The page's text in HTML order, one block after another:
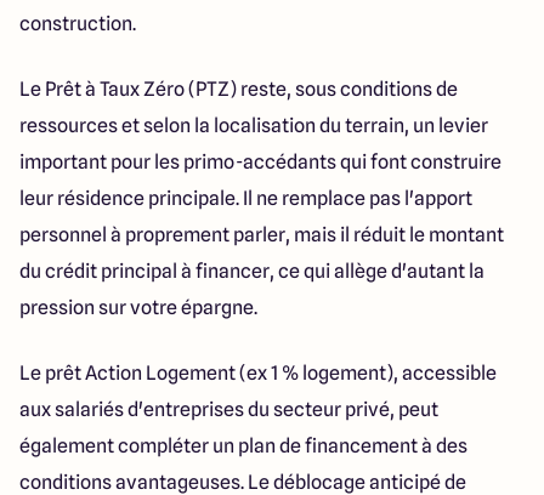
construction.
Le Prêt à Taux Zéro (PTZ) reste, sous conditions de
ressources et selon la localisation du terrain, un levier
important pour les primo-accédants qui font construire
leur résidence principale. Il ne remplace pas l'apport
personnel à proprement parler, mais il réduit le montant
du crédit principal à financer, ce qui allège d'autant la
pression sur votre épargne.
Le prêt Action Logement (ex 1 % logement), accessible
aux salariés d'entreprises du secteur privé, peut
également compléter un plan de financement à des
conditions avantageuses. Le déblocage anticipé de